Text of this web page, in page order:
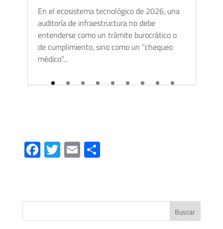
En el ecosistema tecnológico de 2026, una
auditoría de infraestructura no debe
entenderse como un trámite burocrático o
de cumplimiento, sino como un "chequeo
médico"...
Fa
ce
o
T
wi
er
E
m
C
p
Buscar